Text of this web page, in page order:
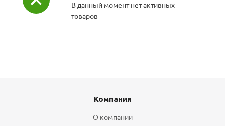
В данный момент нет активных
товаров
Компания
О компании